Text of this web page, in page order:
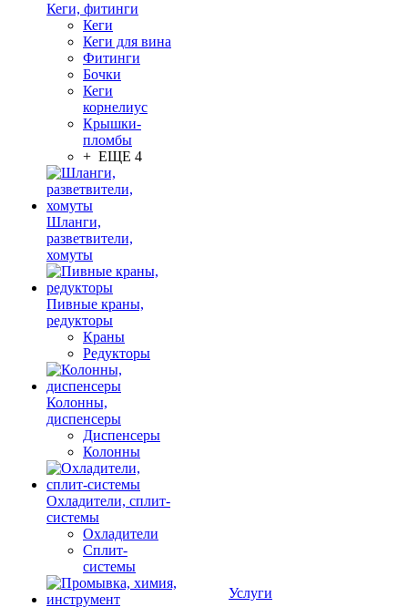
Кеги, фитинги
Кеги
Кеги для вина
Фитинги
Бочки
Кеги
корнелиус
Крышки-
пломбы
+ ЕЩЕ 4
Шланги,
разветвители,
хомуты
Пивные краны,
редукторы
Краны
Редукторы
Колонны,
диспенсеры
Диспенсеры
Колонны
Охладители, сплит-
системы
Охладители
Сплит-
системы
Услуги